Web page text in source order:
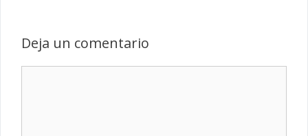
Deja un comentario